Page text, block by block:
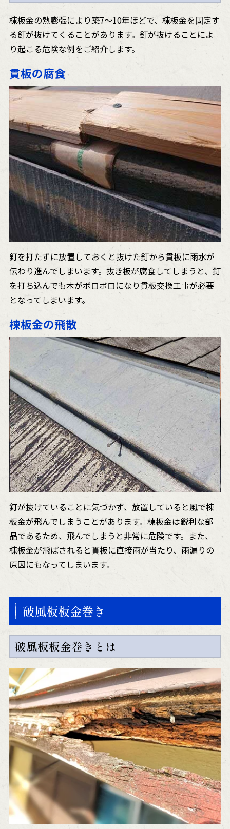
棟板金の熱膨張により築7～10年ほどで、棟板金を固定す
る釘が抜けてくることがあります。釘が抜けることによ
り起こる危険な例をご紹介します。
貫板の腐食
釘を打たずに放置しておくと抜けた釘から貫板に雨水が
伝わり進んでしまいます。抜き板が腐食してしまうと、釘
を打ち込んでも木がボロボロになり貫板交換工事が必要
となってしまいます。
棟板金の飛散
釘が抜けていることに気づかず、放置していると風で棟
板金が飛んでしまうことがあります。棟板金は鋭利な部
品であるため、飛んでしまうと非常に危険です。また、
棟板金が飛ばされると貫板に直接雨が当たり、雨漏りの
原因にもなってしまいます。
破風板板金巻き
破風板板金巻きとは